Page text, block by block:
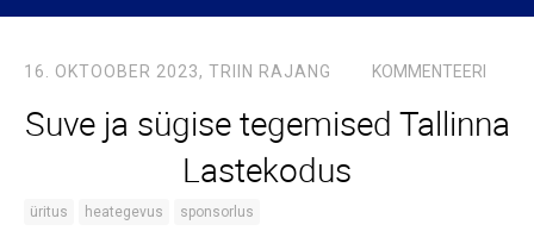
16. OKTOOBER 2023, TRIIN RAJANG KOMMENTEERI
Suve ja sügise tegemised Tallinna
Lastekodus
üritus heategevus sponsorlus